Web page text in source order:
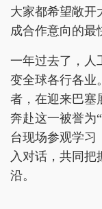
大家都希望敞开
成合作意向的最
一年过去了，人
变全球各行各业
者，在迎来巴塞
奔赴这一被誉为
台现场参观学习
入对话，共同把
沿。